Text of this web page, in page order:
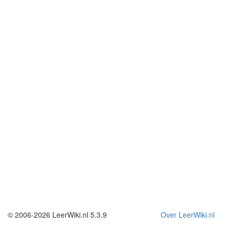
Over LeerWiki.nl
© 2006-2026 LeerWiki.nl 5.3.9